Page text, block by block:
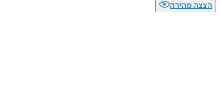
הצצה מהירה